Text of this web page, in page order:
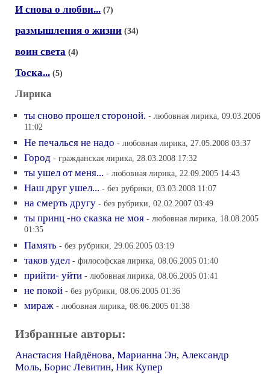
И снова о любви... (7)
размышления о жизни (34)
воин света (4)
Тоска... (5)
Лирика
ты сново прошел стороной. - любовная лирика, 09.03.2006
11:02
Не печалься не надо - любовная лирика, 27.05.2008 03:37
Город - гражданская лирика, 28.03.2008 17:32
ты ушел от меня... - любовная лирика, 22.09.2005 14:43
Наш друг ушел... - без рубрики, 03.03.2008 11:07
на смерть другу - без рубрики, 02.02.2007 03:49
ты принц -но сказка не моя - любовная лирика, 18.08.2005
01:35
Память - без рубрики, 29.06.2005 03:19
таков удел - философская лирика, 08.06.2005 01:40
прийти- уйти - любовная лирика, 08.06.2005 01:41
не покой - без рубрики, 08.06.2005 01:36
мираж - любовная лирика, 08.06.2005 01:38
Избранные авторы:
Анастасия Найдёнова, Марианна Эн, Александр
Моль, Борис Левитин, Ник Купер